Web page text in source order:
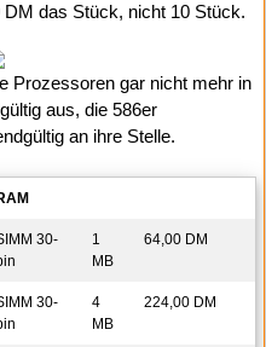
das Stück, nicht 10 Stück.
Prozessoren gar nicht mehr in
aus, die 586er
an ihre Stelle.
30-
1
MB
64,00 DM
30-
4
MB
224,00 DM